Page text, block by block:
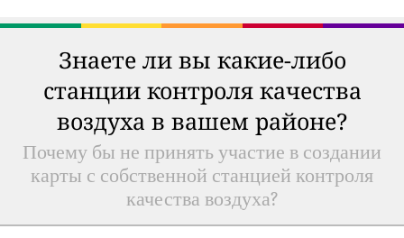
Знаете ли вы какие-либо
станции контроля качества
воздуха в вашем районе?
Почему бы не принять участие в создании
карты с собственной станцией контроля
качества воздуха?